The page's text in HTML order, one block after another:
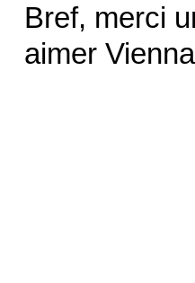
Bref, merci
aimer